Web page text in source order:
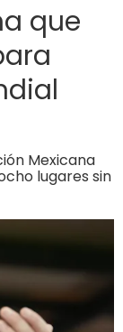
que
Mexicana
lugares sin